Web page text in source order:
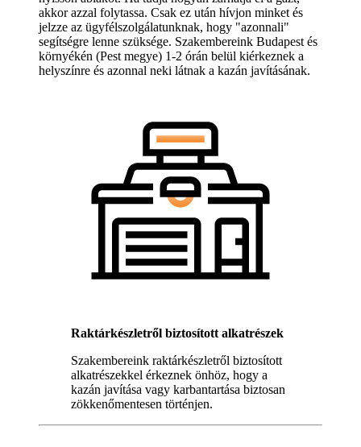
akkor azzal folytassa. Csak ez után hívjon minket és
jelzze az ügyfélszolgálatunknak, hogy "azonnali"
segítségre lenne szüksége. Szakembereink Budapest és
környékén (Pest megye) 1-2 órán belül kiérkeznek a
helyszínre és azonnal neki látnak a kazán javításának.
Raktárkészletről biztosított alkatrészek
Szakembereink raktárkészletről biztosított
alkatrészekkel érkeznek önhöz, hogy a
kazán javítása vagy karbantartása biztosan
zökkenőmentesen történjen.